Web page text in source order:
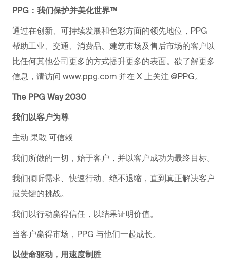
PPG：我们保护并美化世界™
通过在创新、可持续发展和色彩方面的领先地位，PPG
帮助工业、交通、消费品、建筑市场及售后市场的客户以
比任何其他公司更多的方式提升更多的表面。欲了解更多
信息，请访问 www.ppg.com 并在 X 上关注 @PPG。
The PPG Way 2030
我们以客户为尊
主动 果敢 可信赖
我们所做的一切，始于客户，并以客户成功为最终目标。
我们倾听需求、快速行动、绝不退缩，直到真正解决客户
最关键的挑战。
我们以行动赢得信任，以结果证明价值。
当客户赢得市场，PPG 与他们一起成长。
以使命驱动，用速度制胜